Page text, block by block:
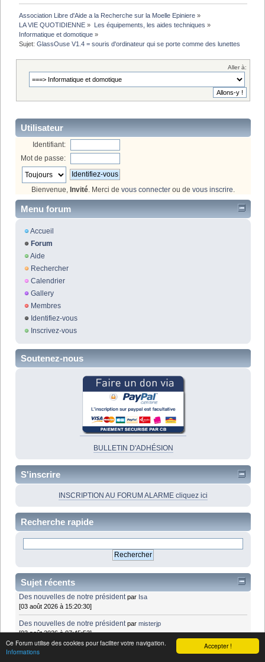
Accepter !
Ce Forum utilise des cookies pour faciliter votre navigation.
Informations
Association Libre d'Aide a la Recherche sur la Moelle Epiniere »
LA VIE QUOTIDIENNE » Les équipements, les aides techniques »
Informatique et domotique »
Sujet:GlassOuse V1.4 = souris d'ordinateur qui se porte comme des lunettes
Aller à:
Utilisateur
Identifiant:
Mot de passe:
Bienvenue, Invité. Merci de vous connecter ou de vous inscrire.
Menu forum
Accueil
Forum
Aide
Rechercher
Calendrier
Gallery
Membres
Identifiez-vous
Inscrivez-vous
Soutenez-nous
BULLETIN D'ADHÉSION
S'inscrire
INSCRIPTION AU FORUM ALARME cliquez ici
Recherche rapide
Sujet récents
Des nouvelles de notre président par Isa
[03 août 2026 à 15:20:30]
Des nouvelles de notre président parmisterjp
[03 août 2026 à 07:45:53]
Des nouvelles de notre président